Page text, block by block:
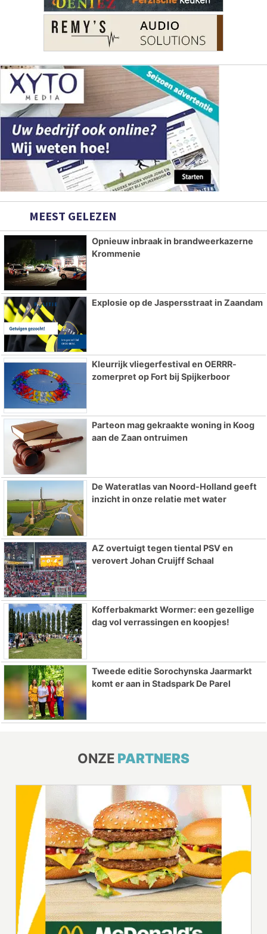
MEEST GELEZEN
Opnieuw inbraak in brandweerkazerne
Krommenie
Explosie op de Jaspersstraat in Zaandam
Kleurrijk vliegerfestival en OERRR-
zomerpret op Fort bij Spijkerboor
Parteon mag gekraakte woning in Koog
aan de Zaan ontruimen
De Wateratlas van Noord-Holland geeft
inzicht in onze relatie met water
AZ overtuigt tegen tiental PSV en
verovert Johan Cruijff Schaal
Kofferbakmarkt Wormer: een gezellige
dag vol verrassingen en koopjes!
Tweede editie Sorochynska Jaarmarkt
komt er aan in Stadspark De Parel
ONZE PARTNERS